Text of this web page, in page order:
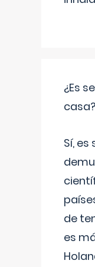
¿Es
casa?
Sí, es
de
es